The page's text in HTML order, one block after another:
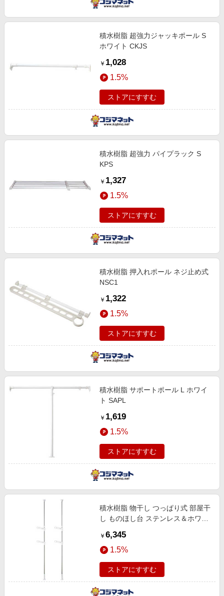
積水樹脂 超強力ジャッキポール S
ホワイト CKJS
￥ 1,028
1.5%
ストアにすすむ
積水樹脂 超強力 パイプラック S
KPS
￥ 1,327
1.5%
ストアにすすむ
積水樹脂 押入れポール ネジ止め式
NSC1
￥ 1,322
1.5%
ストアにすすむ
積水樹脂 サポートポール L ホワイ
ト SAPL
￥ 1,619
1.5%
ストアにすすむ
積水樹脂 物干し つっぱり式 部屋干
し ものほし台 ステンレス＆ホワイ
￥ 6,345
1.5%
ストアにすすむ